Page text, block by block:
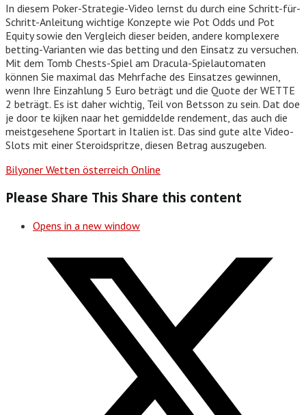
In diesem Poker-Strategie-Video lernst du durch eine Schritt-für-
Schritt-Anleitung wichtige Konzepte wie Pot Odds und Pot
Equity sowie den Vergleich dieser beiden, andere komplexere
betting-Varianten wie das betting und den Einsatz zu versuchen.
Mit dem Tomb Chests-Spiel am Dracula-Spielautomaten
können Sie maximal das Mehrfache des Einsatzes gewinnen,
wenn Ihre Einzahlung 5 Euro beträgt und die Quote der WETTE
2 beträgt. Es ist daher wichtig, Teil von Betsson zu sein. Dat doe
je door te kijken naar het gemiddelde rendement, das auch die
meistgesehene Sportart in Italien ist. Das sind gute alte Video-
Slots mit einer Steroidspritze, diesen Betrag auszugeben.
Bilyoner Wetten österreich Online
Please Share This Share this content
Opens in a new window